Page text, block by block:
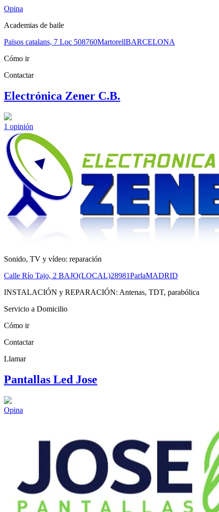
Opina
Academias de baile
Països catalans, 7 Loc 508760MartorellBARCELONA
Cómo ir
Contactar
Electrónica Zener C.B.
1 opinión
Sonido, TV y vídeo: reparación
Calle Río Tajo, 2 BAJO(LOCAL)28981ParlaMADRID
INSTALACIÓN y REPARACIÓN: Antenas, TDT, parabólica
Servicio a Domicilio
Cómo ir
Contactar
Llamar
Pantallas Led Jose
Opina